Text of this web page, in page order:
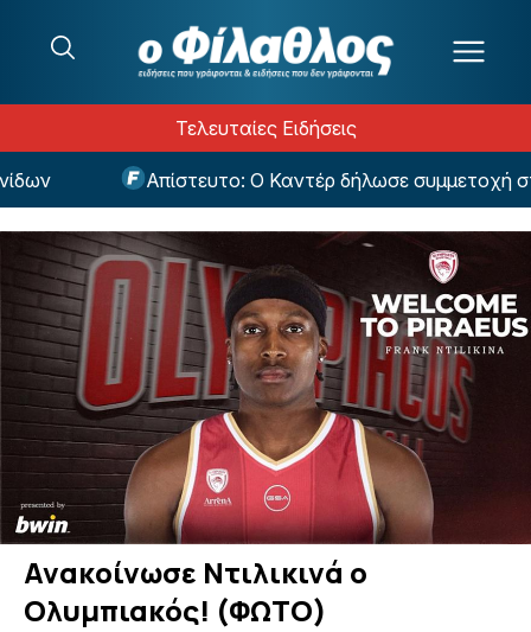
Τελευταίες Ειδήσεις
Απίστευτο: Ο Καντέρ δήλωσε συμμετοχή στο
Ανακοίνωσε Ντιλικινά ο
Ολυμπιακός! (ΦΩΤΟ)